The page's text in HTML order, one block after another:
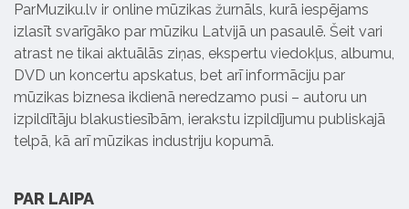
ParMuziku.lv ir online mūzikas žurnāls, kurā iespējams
izlasīt svarīgāko par mūziku Latvijā un pasaulē. Šeit vari
atrast ne tikai aktuālās ziņas, ekspertu viedokļus, albumu,
DVD un koncertu apskatus, bet arī informāciju par
mūzikas biznesa ikdienā neredzamo pusi – autoru un
izpildītāju blakustiesībām, ierakstu izpildījumu publiskajā
telpā, kā arī mūzikas industriju kopumā.
PAR LAIPA